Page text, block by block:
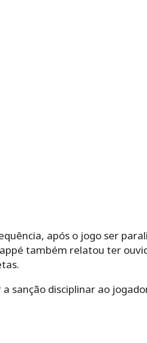
após o jogo ser
também relatou ter
sanção disciplinar ao